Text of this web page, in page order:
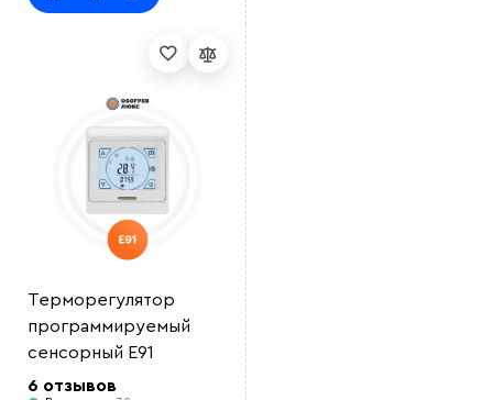
Терморегулятор
программируемый
сенсорный E91
6 отзывов